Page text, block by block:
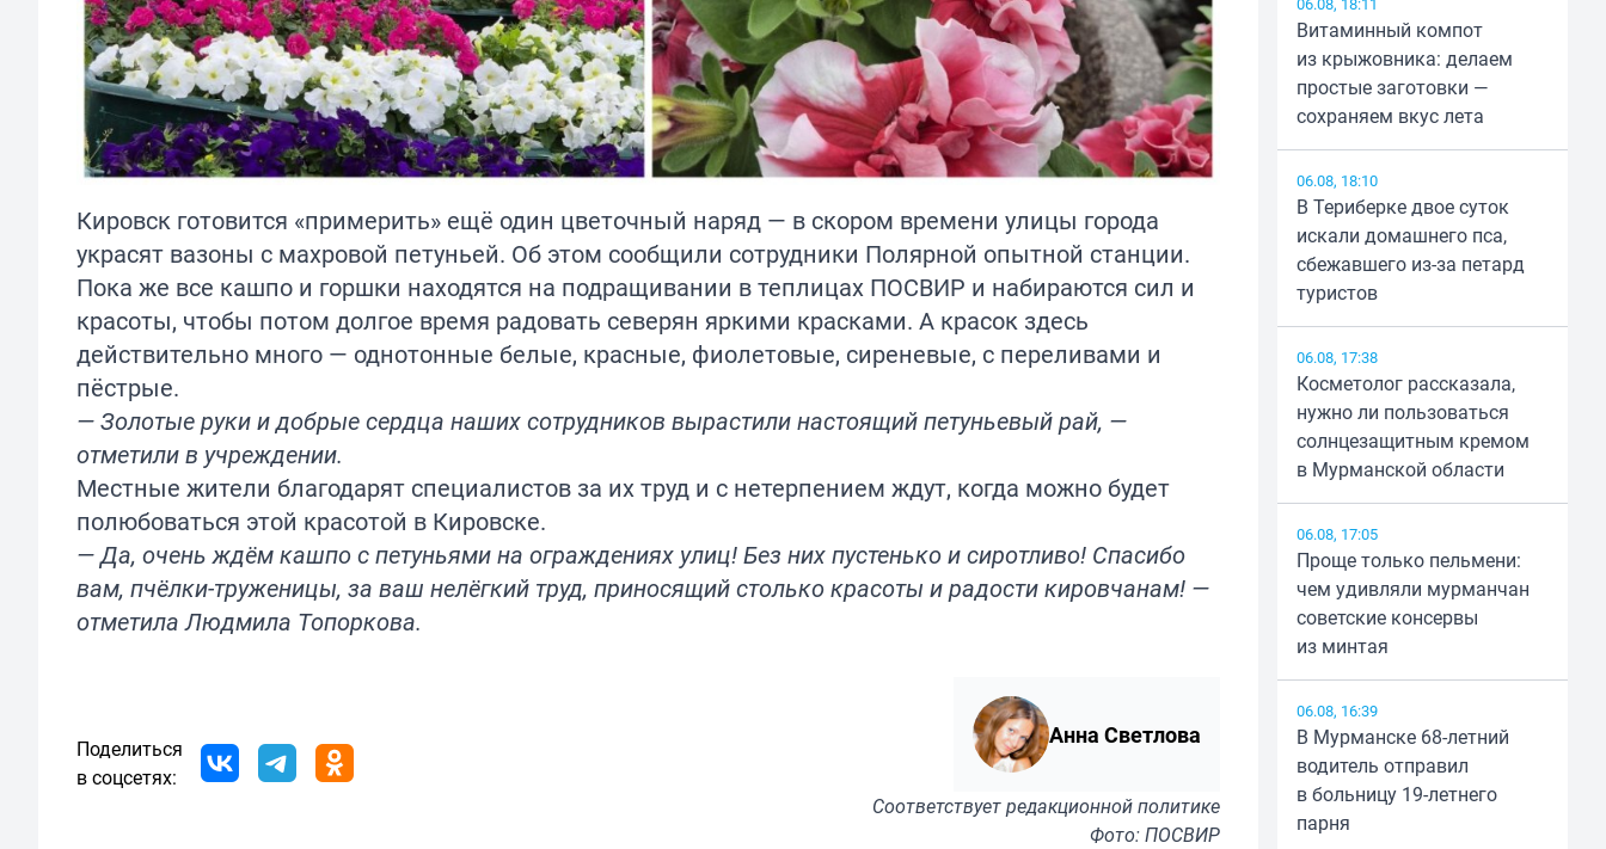
Кировск готовится «примерить» ещё один цветочный наряд — в скором времени улицы города
украсят вазоны с махровой петуньей. Об этом сообщили сотрудники Полярной опытной станции.
Пока же все кашпо и горшки находятся на подращивании в теплицах ПОСВИР и набираются сил и
красоты, чтобы потом долгое время радовать северян яркими красками. А красок здесь
действительно много — однотонные белые, красные, фиолетовые, сиреневые, с переливами и
пёстрые.
— Золотые руки и добрые сердца наших сотрудников вырастили настоящий петуньевый рай, —
отметили в учреждении.
Местные жители благодарят специалистов за их труд и с нетерпением ждут, когда можно будет
полюбоваться этой красотой в Кировске.
— Да, очень ждём кашпо с петуньями на ограждениях улиц! Без них пустенько и сиротливо! Спасибо
вам, пчёлки-труженицы, за ваш нелёгкий труд, приносящий столько красоты и радости кировчанам! —
отметила Людмила Топоркова.
Поделиться
в соцсетях:
Анна Светлова
Соответствуетредакционной политике
Фото: ПОСВИР
Витаминный компот
из крыжовника: делаем
простые заготовки —
сохраняем вкус лета
06.08, 18:10
В Териберке двое суток
искали домашнего пса,
сбежавшего из-за петард
туристов
06.08, 17:38
Косметолог рассказала,
нужно ли пользоваться
солнцезащитным кремом
в Мурманской области
06.08, 17:05
Проще только пельмени:
чем удивляли мурманчан
советские консервы
из минтая
06.08, 16:39
В Мурманске 68-летний
водитель отправил
в больницу 19-летнего
парня